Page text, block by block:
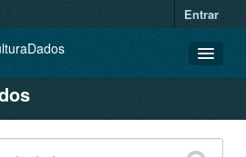
Entrar